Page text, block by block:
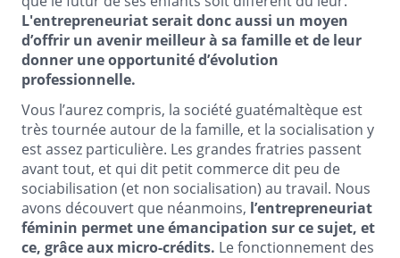
L'entrepreneuriat serait donc aussi un moyen
d’offrir un avenir meilleur à sa famille et de leur
donner une opportunité d’évolution
professionnelle.
Vous l’aurez compris, la société guatémaltèque est
très tournée autour de la famille, et la socialisation y
est assez particulière. Les grandes fratries passent
avant tout, et qui dit petit commerce dit peu de
sociabilisation (et non socialisation) au travail. Nous
avons découvert que néanmoins, l’entrepreneuriat
féminin permet une émancipation sur ce sujet, et
ce, grâce aux micro-crédits. Le fonctionnement des